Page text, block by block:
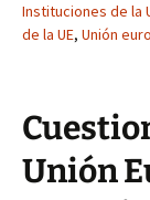
Instituciones de la
de la UE, Unión
Unión